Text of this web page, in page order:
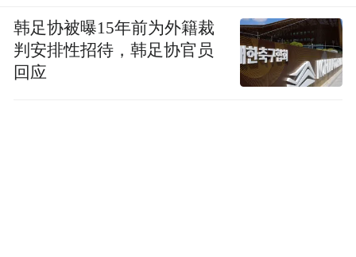
韩足协被曝15年前为外籍裁
判安排性招待，韩足协官员
回应